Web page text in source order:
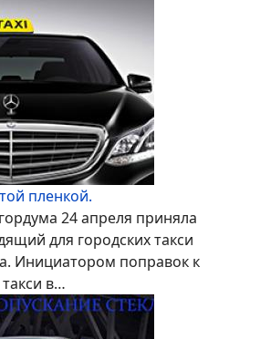
пленкой.
24 апреля приняла
для городских такси
Инициатором поправок к
в…